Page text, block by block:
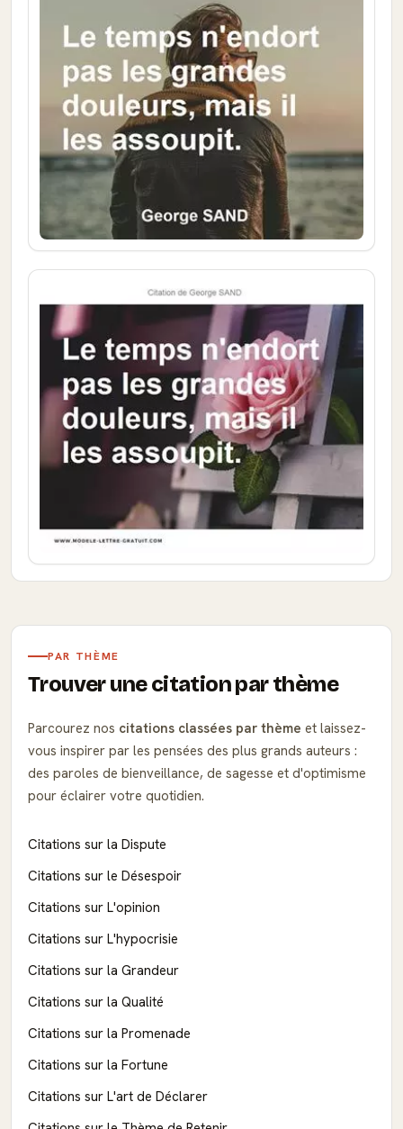
PAR THÈME
Trouver une citation par thème
Parcourez nos citations classées par thème et laissez-
vous inspirer par les pensées des plus grands auteurs :
des paroles de bienveillance, de sagesse et d'optimisme
pour éclairer votre quotidien.
Citations sur la Dispute
Citations sur le Désespoir
Citations sur L'opinion
Citations sur L'hypocrisie
Citations sur la Grandeur
Citations sur la Qualité
Citations sur la Promenade
Citations sur la Fortune
Citations sur L'art de Déclarer